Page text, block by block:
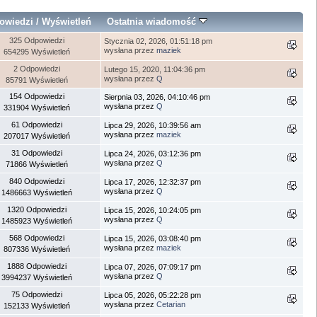
/ Wyświetleń Ostatnia wiadomość
325 Odpowiedzi
654295 Wyświetleń
Stycznia 02, 2026, 01:51:18 pm
wysłana przez maziek
2 Odpowiedzi
85791 Wyświetleń
Lutego 15, 2020, 11:04:36 pm
wysłana przez Q
154 Odpowiedzi
331904 Wyświetleń
Sierpnia 03, 2026, 04:10:46 pm
wysłana przez Q
61 Odpowiedzi
207017 Wyświetleń
Lipca 29, 2026, 10:39:56 am
wysłana przez maziek
31 Odpowiedzi
71866 Wyświetleń
Lipca 24, 2026, 03:12:36 pm
wysłana przez Q
840 Odpowiedzi
1486663 Wyświetleń
Lipca 17, 2026, 12:32:37 pm
wysłana przez Q
1320 Odpowiedzi
1485923 Wyświetleń
Lipca 15, 2026, 10:24:05 pm
wysłana przez Q
568 Odpowiedzi
807336 Wyświetleń
Lipca 15, 2026, 03:08:40 pm
wysłana przez maziek
1888 Odpowiedzi
3994237 Wyświetleń
Lipca 07, 2026, 07:09:17 pm
wysłana przez Q
75 Odpowiedzi
152133 Wyświetleń
Lipca 05, 2026, 05:22:28 pm
wysłana przez Cetarian